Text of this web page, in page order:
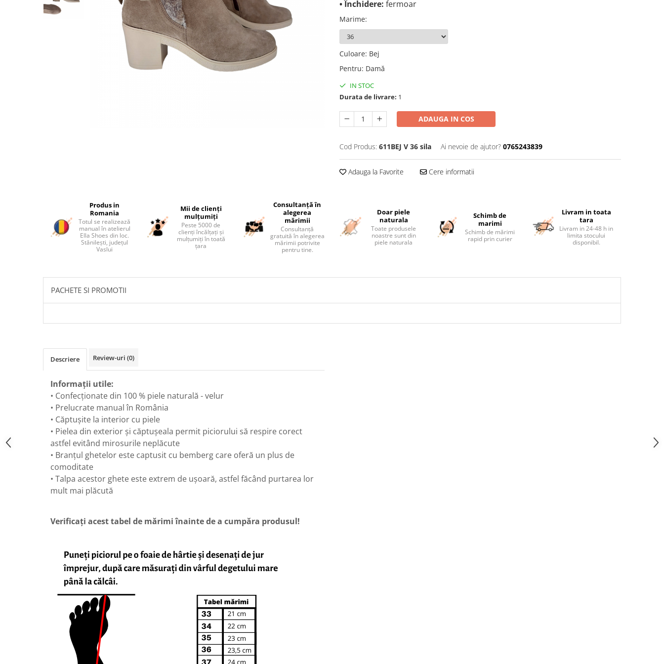
• Închidere: fermoar
Marime:
Culoare: Bej
Pentru: Damă
IN STOC
Durata de livrare: 1
ADAUGA IN COS
Cod Produs: 611BEJ V 36 sila Ai nevoie de ajutor? 0765243839
Adauga la Favorite Cere informatii
Produs in
Romania
Totul se realizează
manual în atelierul
Ella Shoes din loc.
Stănilești, județul
Vaslui
Mii de clienți
mulțumiți
Peste 5000 de
clienți încălțați și
mulțumiți în toată
țara
Consultanță în
alegerea
mărimii
Consultanță
gratuită în alegerea
mărimii potrivite
pentru tine.
Doar piele
naturala
Toate produsele
noastre sunt din
piele naturala
Schimb de
marimi
Schimb de mărimi
rapid prin curier
Livram in toata
tara
Livram in 24-48 h in
limita stocului
disponibil.
PACHETE SI PROMOTII
Descriere Review-uri (0)
Informații utile:
• Confecționate din 100 % piele naturală - velur
• Prelucrate manual în România
• Căptușite la interior cu piele
• Pielea din exterior și căptușeala permit piciorului să respire corect
astfel evitând mirosurile neplăcute
• Branțul ghetelor este captusit cu bemberg care oferă un plus de
comoditate
• Talpa acestor ghete este extrem de ușoară, astfel făcând purtarea lor
mult mai plăcută
Verificați acest tabel de mărimi înainte de a cumpăra produsul!